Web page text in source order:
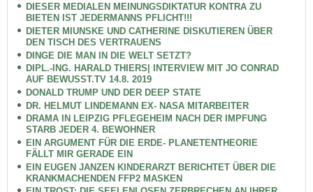
DIESER MEDIALEN MEINUNGSDIKTATUR KONTRA ZU
BIETEN IST JEDERMANNS PFLICHT!!!
DIETER MIUNSKE UND CATHERINE DISKUTIEREN ÜBER
DEN TISCH DES VERTRAUENS
DINGE DIE MAN IN DIE WELT SETZT?
DIPL.-ING. HARALD THIERS| INTERVIEW MIT JO CONRAD
AUF BEWUSST.TV 14.8. 2019
DONALD TRUMP UND DER DEEP STATE
DR. HELMUT LINDEMANN EX- NASA MITARBEITER
DRAMA IN LEIPZIG PFLEGEHEIM NACH DER IMPFUNG
STARB JEDER 4. BEWOHNER
EIN ARGUMENT FÜR DIE ERDE- PLANETENTHEORIE
FÄLLT MIR GERADE EIN
EIN EUGEN JANZEN KINDERARZT BERICHTET ÜBER DIE
KRANKMACHENDEN FFP2 MASKEN